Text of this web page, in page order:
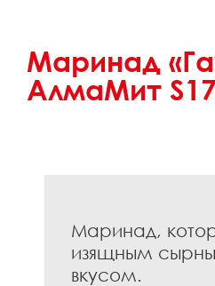
Маринад
АлмаМит
Маринад,
изящным
вкусом.